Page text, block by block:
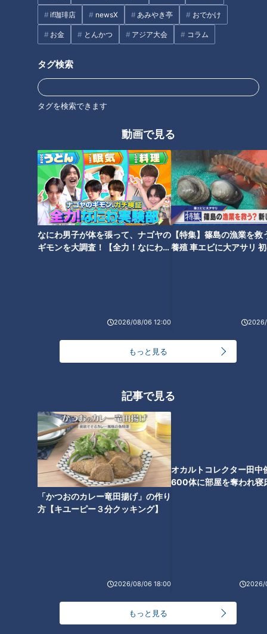
if珈琲店 newsX あみやき亭 おでかけ
お金 とんかつ アジア大会 コラム
タグ検索
タグを検索できます
動画で見る
なにわ男子が体を張って、ナゴヤの
ギモンを大調査！【全力！なにわ実
2026/08/06 12:00
【特集】篠島の漁業を救
養殖 車エビに大アサリ
もっと見る
記事で見る
「かつおのカレー竜田揚げ」の作り
方【キユーピー３分クッキング】
2026/08/06 18:00
オカルトコレクター田中
600体に部屋を奪われ寝
2026/
もっと見る
瀧店主おすすめのホットドックは、パン蜜食パンにも負けない
人気を誇り、小ぶりなフランスパンの上に、パンからはみ出す
られたソーセージは厳選に厳選を重ねたこだわりの一品。フラ
ンスパンはあえて軽くライトな口当たりに仕上げ、ソーセージ
との相性が抜群です。
また、瀧店主はソーセージの下に塗られたマスタード風味が際
立つ自家製マッシュポテトも絶賛します。パンとそれぞれの具
材が重なり合い、まるで1つの料理を楽しんでいるような満足
感を味わえるホットドックに仕上がっていました。
自家製酵母で作るお惣菜ベーグル
「パンと蜜」の長谷川元店主が最近食べて感動したパンは、愛
知県名古屋市にある「コハルベーグル」の“枝豆とガーリック
ソーセージベーグル”です。
（長谷川店主）
「一口食べた瞬間に（妻と）2人で“これ、めっちゃおいしい
年を迎える超人気ベーグル店。開店から継ぎ足して使っている
感があります。具沢山なものやシーズン商品も多数あり、リピ